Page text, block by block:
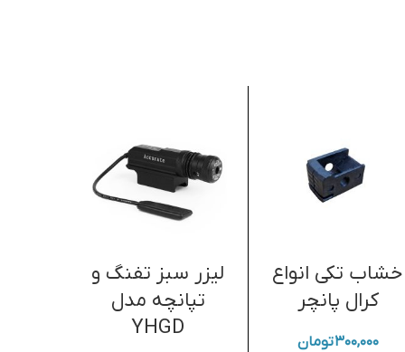
خشاب تکی انواع
کرال پانچر
۳۰۰,۰۰۰تومان
لیزر سبز تفنگ و
تپانچه مدل
YHGD